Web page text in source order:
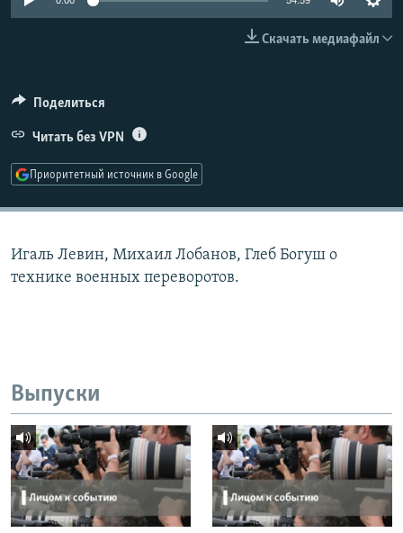
РАСПИСАНИЕ ВЕЩАНИЯ
СОЦИАЛЬНЫЕ СЕТИ
Скачать медиафайл
Поделиться
Читать без VPN
Приоритетный источник в Google
Игаль Левин, Михаил Лобанов, Глеб Богуш о
технике военных переворотов.
Выпуски